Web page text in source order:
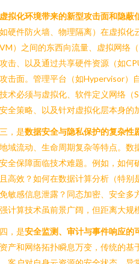
虚拟化环境带来的新型攻击面和隐蔽
硬件防火墙、物理隔离）在虚拟化
）之间的东西向流量、虚拟网络
击、以及通过共享硬件资源（如
击面。管理平台（如Hypervisor）
术必须与虚拟化、软件定义网络（
全策略、以及针对虚拟化层本身的
，是数据安全与隐私保护的复杂性
域流动、生命周期复杂等特点。
全保障面临技术难题。例如，如
高效？如何在数据计算分析（特
敏感信息泄露？同态加密、安全多
计算技术虽前景广阔，但距离大规
，是安全监测、审计与事件响应的
产和网络拓扑瞬息万变，传统的